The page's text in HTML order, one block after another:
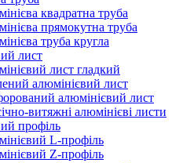
квадратна труба
прямокутна труба
труба кругла
лист
лист гладкий
алюмінієвий лист
алюмінієвий лист
витяжні алюмінієві листи
профіль
L-профіль
Z-профіль